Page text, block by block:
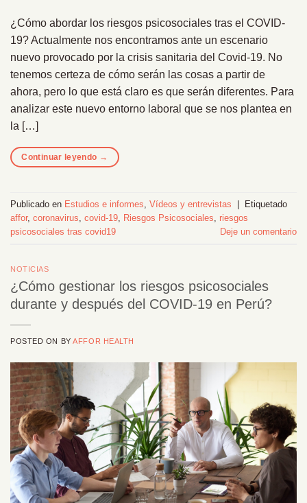
¿Cómo abordar los riesgos psicosociales tras el COVID-
19? Actualmente nos encontramos ante un escenario
nuevo provocado por la crisis sanitaria del Covid-19. No
tenemos certeza de cómo serán las cosas a partir de
ahora, pero lo que está claro es que serán diferentes. Para
analizar este nuevo entorno laboral que se nos plantea en
la […]
Continuar leyendo →
Publicado en Estudios e informes Vídeos y entrevistas
Etiquetado
affor, coronavirus covid-19 Riesgos Psicosociales
riesgos
psicosociales tras covid19
Deje un comentario
NOTICIAS
¿Cómo gestionar los riesgos psicosociales
durante y después del COVID-19 en Perú?
POSTED ON BYAFFOR HEALTH